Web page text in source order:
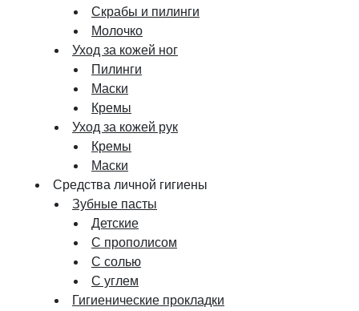
Скрабы и пилинги
Молочко
Уход за кожей ног
Пилинги
Маски
Кремы
Уход за кожей рук
Кремы
Маски
Средства личной гигиены
Зубные пасты
Детские
С прополисом
С солью
С углем
Гигиенические прокладки